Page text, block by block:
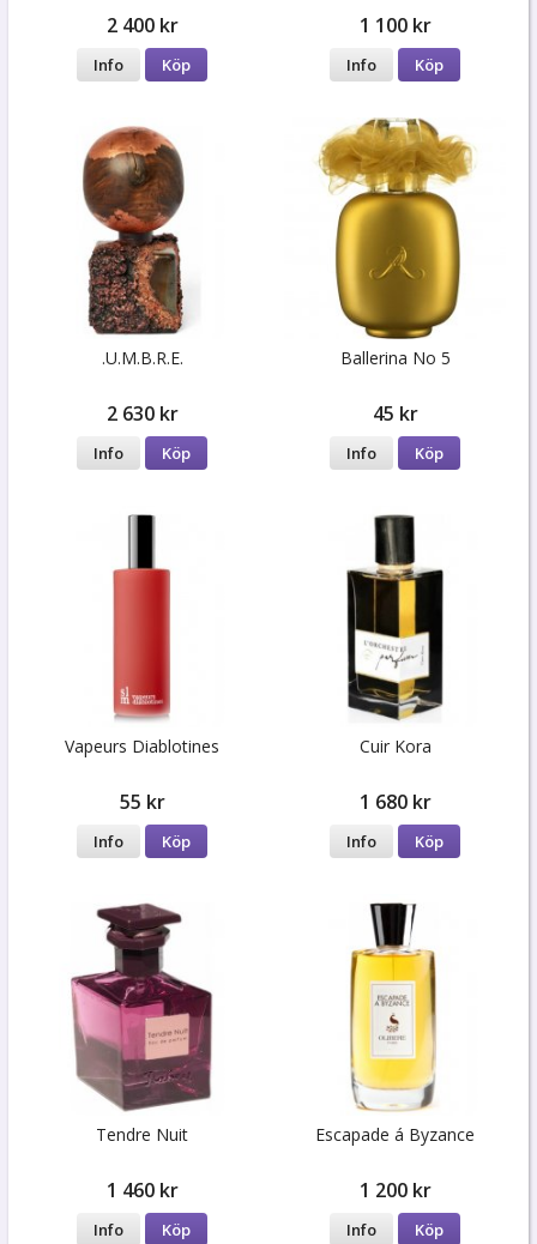
2 400 kr
Info Köp
1 100 kr
Info Köp
.U.M.B.R.E.
2 630 kr
Info Köp
Ballerina No 5
45 kr
Info Köp
Vapeurs Diablotines
55 kr
Info Köp
Cuir Kora
1 680 kr
Info Köp
Tendre Nuit
1 460 kr
Info Köp
Escapade á Byzance
1 200 kr
Info Köp